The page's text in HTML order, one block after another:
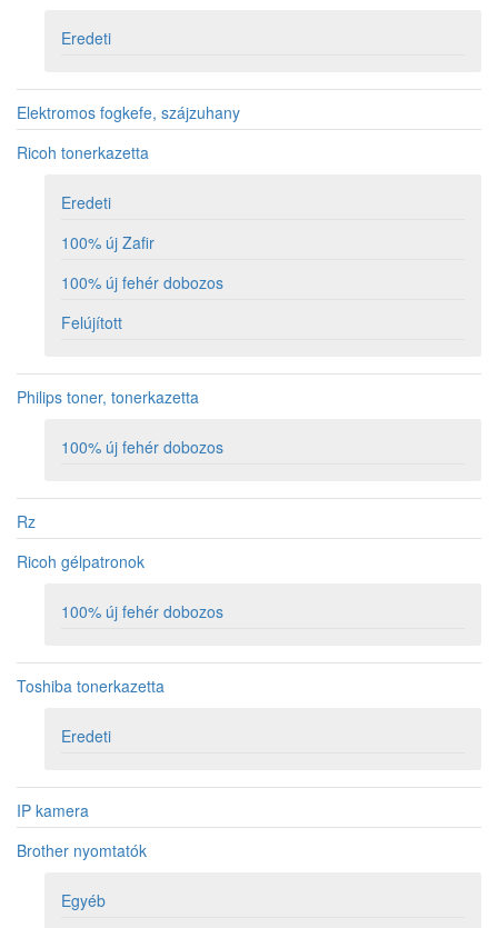
Eredeti
Elektromos fogkefe, szájzuhany
Ricoh tonerkazetta
Eredeti
100% új Zafir
100% új fehér dobozos
Felújított
Philips toner, tonerkazetta
100% új fehér dobozos
Rz
Ricoh gélpatronok
100% új fehér dobozos
Toshiba tonerkazetta
Eredeti
IP kamera
Brother nyomtatók
Egyéb